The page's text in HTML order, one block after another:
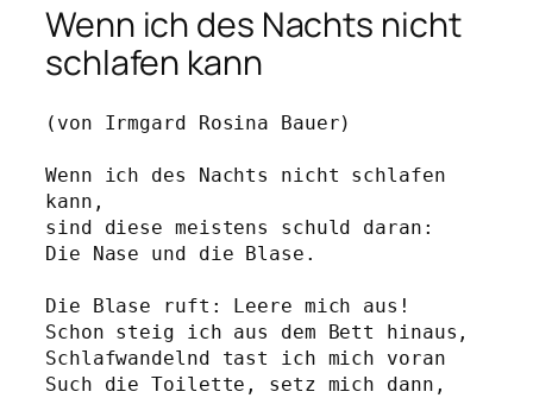
Wenn ich des Nachts nicht
schlafen kann
(von Irmgard Rosina Bauer)
Wenn ich des Nachts nicht schlafen
kann,
sind diese meistens schuld daran:
Die Nase und die Blase.
Die Blase ruft: Leere mich aus!
Schon steig ich aus dem Bett hinaus,
Schlafwandelnd tast ich mich voran
Such die Toilette, setz mich dann,